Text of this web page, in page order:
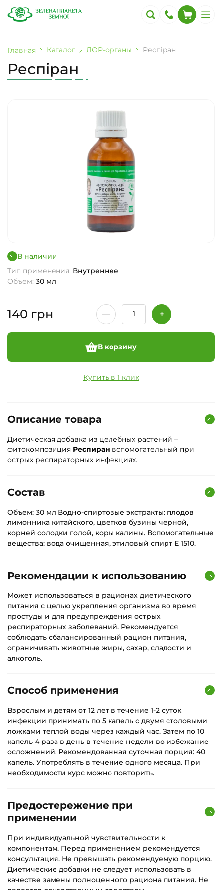
Главная Каталог ЛОР-органы Респіран
Респіран
В наличии
Тип применения: Внутреннее
Объем: 30 мл
140 грн
В корзину
Купить в 1 клик
Описание товара
Диетическая добавка из целебных растений –
фитокомпозиция Респиран вспомогательный при
острых респираторных инфекциях.
Состав
Объем: 30 мл Водно-спиртовые экстракты: плодов
лимонника китайского, цветков бузины черной,
корней солодки голой, коры калины. Вспомогательные
вещества: вода очищенная, этиловый спирт Е 1510.
Рекомендации к использованию
Может использоваться в рационах диетического
питания с целью укрепления организма во время
простуды и для предупреждения острых
респираторных заболеваний. Рекомендуется
соблюдать сбалансированный рацион питания,
ограничивать животные жиры, сахар, сладости и
алкоголь.
Способ применения
Взрослым и детям от 12 лет в течение 1-2 суток
инфекции принимать по 5 капель с двумя столовыми
ложками теплой воды через каждый час. Затем по 10
капель 4 раза в день в течение недели во избежание
осложнений. Рекомендованная суточная порция: 40
капель. Употреблять в течение одного месяца. При
необходимости курс можно повторить.
Предостережение при
применении
При индивидуальной чувствительности к
компонентам. Перед применением рекомендуется
консультация. Не превышать рекомендуемую порцию.
Диетические добавки не следует использовать в
качестве замены полноценного рациона питания. Не